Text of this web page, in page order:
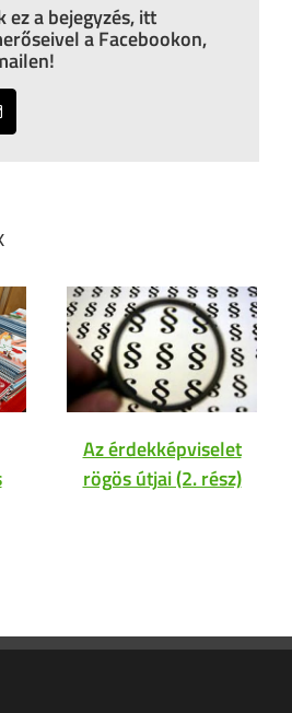
ez a bejegyzés, itt
a Facebookon,
Email:
Az érdekképviselet
rögös útjai (2. rész)